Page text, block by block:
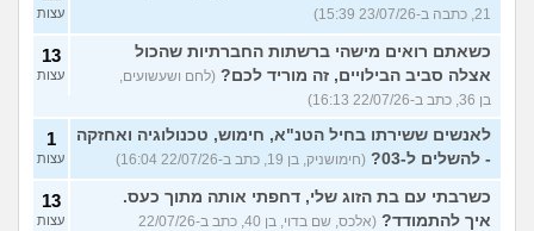
21, כתבה ב-23/07/26 15:39)
עצות
כשאתם רואים מישהי ברשתות החברתיות שהכול
אצלה סביב הבילויים, זה מוריד לכם? (לחם ושעשועים,
בן 36, כתב ב-22/07/26 16:13)
13
עצות
לאנשים ששירתו בחיל הטנ"א, חימוש, טכנולוגיה ואחזקה
- להשלים ל-03?
(חימושניק, בן 19, כתב ב-22/07/26 16:04)
1
עצות
כשרבתי עם בת הזוג שלי, דחפתי אותה מתוך כעס.
איך להתמודד?
(אלכס, שם בדוי, בן 40, כתב ב-22/07/26
13
עצות